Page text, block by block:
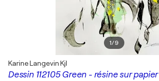
1/9
Dessin 112105 Green - résine sur papier
Karine Langevin Kjl